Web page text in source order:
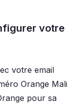
votre
votre email
Orange Mali
pour sa